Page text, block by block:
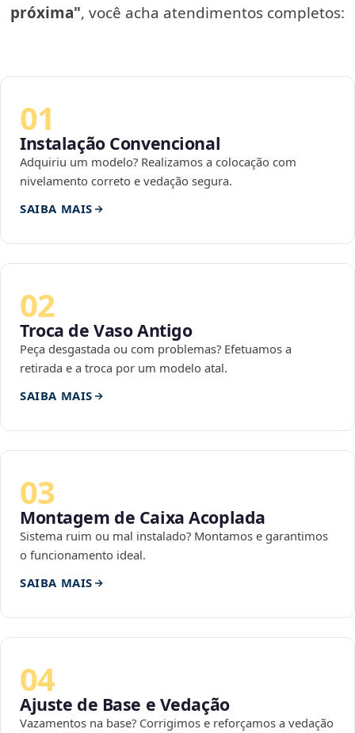
próxima", você acha atendimentos completos:
01
Instalação Convencional
Adquiriu um modelo? Realizamos a colocação com
nivelamento correto e vedação segura.
SAIBA MAIS
02
Troca de Vaso Antigo
Peça desgastada ou com problemas? Efetuamos a
retirada e a troca por um modelo atal.
SAIBA MAIS
03
Montagem de Caixa Acoplada
Sistema ruim ou mal instalado? Montamos e garantimos
o funcionamento ideal.
SAIBA MAIS
04
Ajuste de Base e Vedação
Vazamentos na base? Corrigimos e reforçamos a vedação